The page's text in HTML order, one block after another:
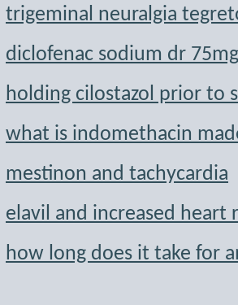
trigeminal neuralgia
diclofenac sodium dr
holding cilostazol prior to
what is indomethacin
mestinon and tachycardia
elavil and increased heart
how long does it take for